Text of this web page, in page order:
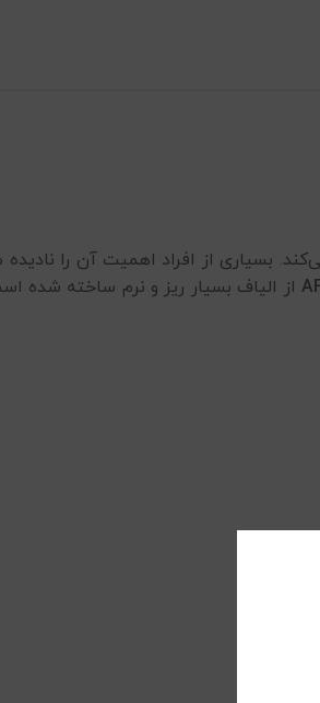
بسیاری از افراد اهمیت آن را نادیده
از الیاف بسیار ریز و نرم ساخته شده